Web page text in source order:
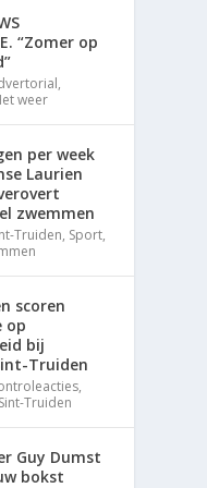
“Zomer op
,
weer
per week
Laurien
zwemmen
Truiden, Sport,
scoren
op
bij
Truiden
,
Sint-Truiden
Guy Dumst
bokst